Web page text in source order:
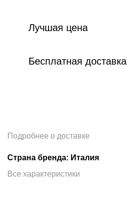
Лучшая цена
Бесплатная доставка
Подробнее о доставке
Страна бренда: Италия
Все характеристики